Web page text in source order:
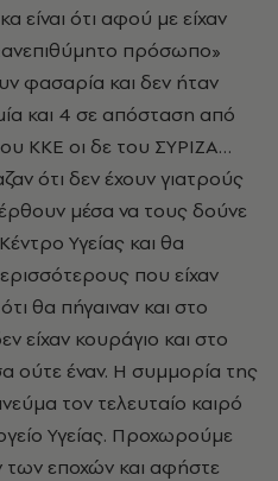
είναι ότι αφού με είχαν
πρόσωπο»
φασαρία και δεν ήταν
και 4 σε απόσταση από
ΚΚΕ οι δε του ΣΥΡΙΖΑ…
ότι δεν έχουν γιατρούς
μέσα να τους δούνε
Υγείας και θα
που είχαν
θα πήγαιναν και στο
είχαν κουράγιο και στο
ούτε έναν. Η συμμορία της
τον τελευταίο καιρό
Υγείας. Προχωρούμε
εποχών και αφήστε